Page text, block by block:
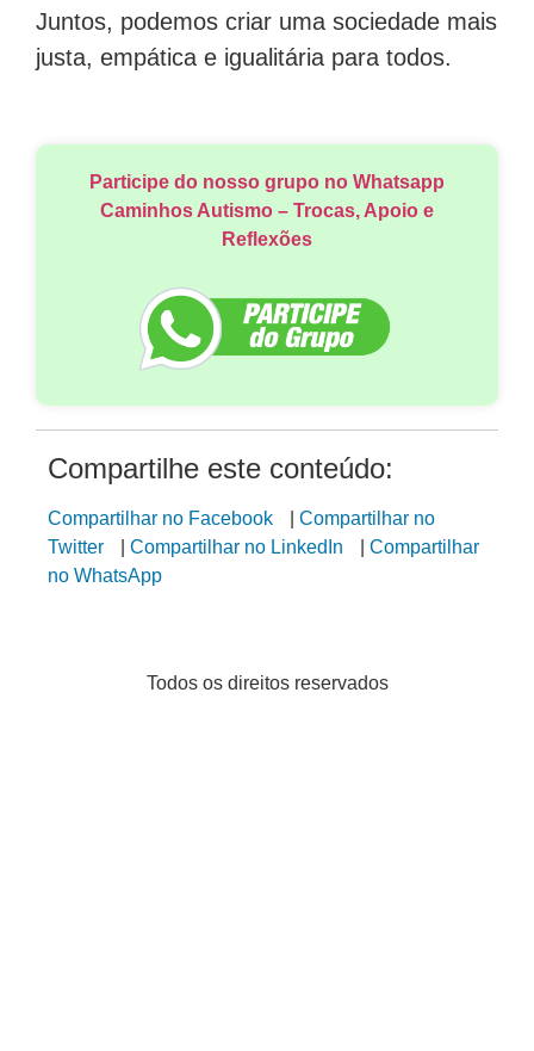
Juntos, podemos criar uma sociedade mais
justa, empática e igualitária para todos.
Participe do nosso grupo no Whatsapp
Caminhos Autismo – Trocas, Apoio e
Reflexões
Compartilhe este conteúdo:
Compartilhar no Facebook
Compartilhar no
Twitter
Compartilhar no LinkedIn
Compartilhar
no WhatsApp
Todos os direitos reservados